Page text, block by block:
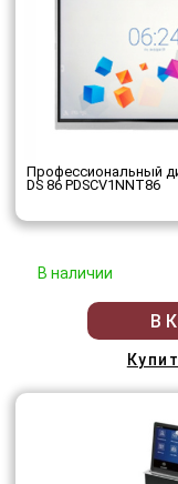
Профессиональный
DS 86 PDSCV1NNT86
В наличии
В